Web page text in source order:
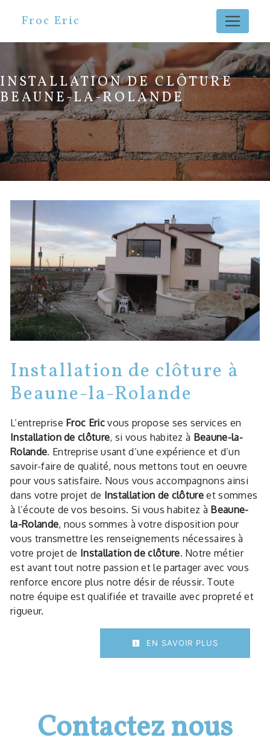
Froc Eric
INSTALLATION DE CLÔTURE
BEAUNE-LA-ROLANDE
Installation de clôture à
Beaune-la-Rolande
L’entreprise Froc Eric vous propose ses services en
Installation de clôture, si vous habitez à Beaune-la-
Rolande. Entreprise usant d’une expérience et d’un
savoir-faire de qualité, nous mettons tout en oeuvre
pour vous satisfaire. Nous vous accompagnons ainsi
dans votre projet de Installation de clôture et sommes
à l’écoute de vos besoins. Si vous habitez à Beaune-
la-Rolande, nous sommes à votre disposition pour
vous transmettre les renseignements nécessaires à
votre projet de Installation de clôture. Notre métier
est avant tout notre passion et le partager avec vous
renforce encore plus notre désir de réussir. Toute
notre équipe est qualifiée et travaille avec propreté et
rigueur.
EN SAVOIR PLUS
Contactez nous